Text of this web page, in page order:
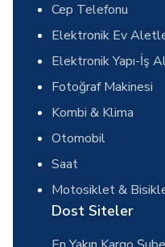
Cep Telefonu
Elektronik Ev
Elektronik Yapı-İş
Fotoğraf Makinesi
Kombi & Klima
Otomobil
Saat
Motosiklet &
Dost Siteler